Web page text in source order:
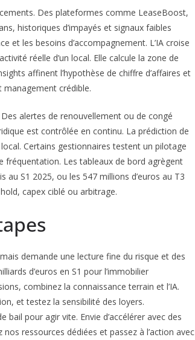
Des plateformes comme LeaseBoost,
historiques d’impayés et signaux faibles
et les besoins d’accompagnement. L’IA croise
réelle d’un local. Elle calcule la zone de
affinent l’hypothèse de chiffre d’affaires et
management crédible.
alertes de renouvellement ou de congé
est contrôlée en continu. La prédiction de
Certains gestionnaires testent un pilotage
fréquentation. Les tableaux de bord agrègent
au S1 2025, ou les 547 millions d’euros au T3
capex ciblé ou arbitrage.
demande une lecture fine du risque et des
d’euros en S1 pour l’immobilier
combinez la connaissance terrain et l’IA.
et testez la sensibilité des loyers.
pour agir vite. Envie d’accélérer avec des
ressources dédiées et passez à l’action avec